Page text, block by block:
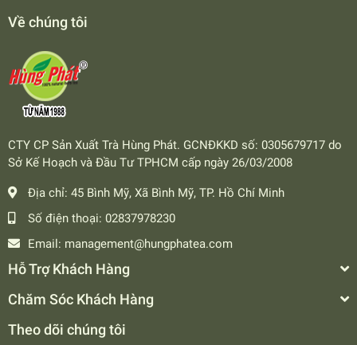
Về chúng tôi
CTY CP Sản Xuất Trà Hùng Phát. GCNĐKKD số: 0305679717 do
Sở Kế Hoạch và Đầu Tư TPHCM cấp ngày 26/03/2008
Địa chỉ: 45 Bình Mỹ, Xã Bình Mỹ, TP. Hồ Chí Minh
Số điện thoại: 02837978230
Email: management@hungphatea.com
Hỗ Trợ Khách Hàng
Chăm Sóc Khách Hàng
Theo dõi chúng tôi